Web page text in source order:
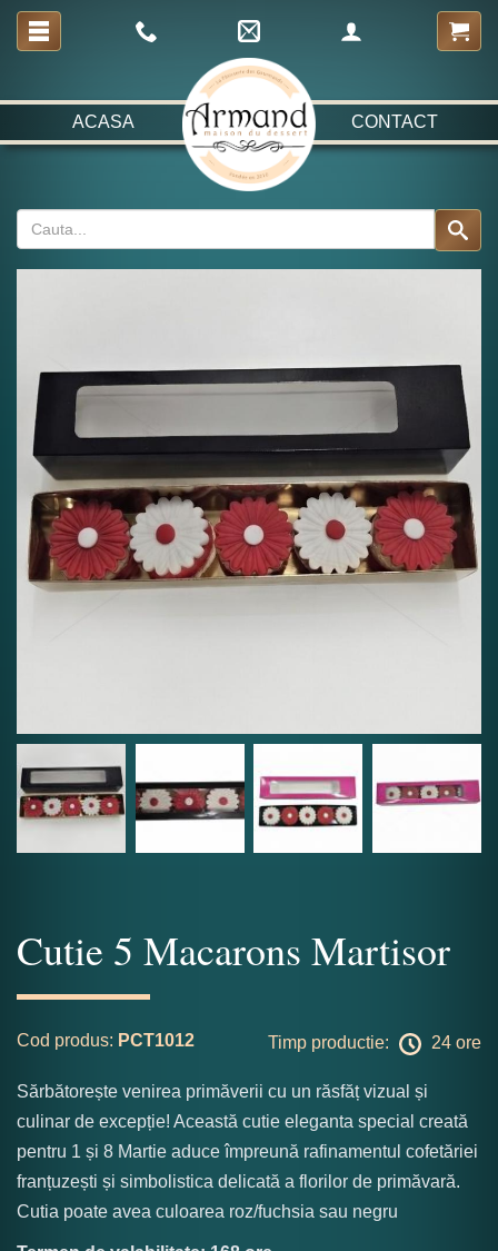
ACASA CONTACT
Cutie 5 Macarons Martisor
Cod produs: PCT1012 Timp productie: 24 ore
Sărbătorește venirea primăverii cu un răsfăț vizual și
culinar de excepție! Această cutie eleganta special creată
pentru 1 și 8 Martie aduce împreună rafinamentul cofetăriei
franțuzești și simbolistica delicată a florilor de primăvară.
Cutia poate avea culoarea roz/fuchsia sau negru